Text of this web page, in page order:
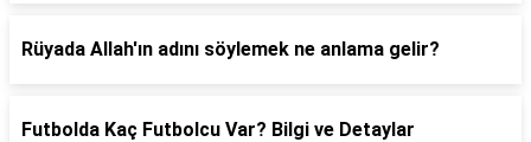
Rüyada Allah'ın adını söylemek ne anlama gelir?
Futbolda Kaç Futbolcu Var? Bilgi ve Detaylar